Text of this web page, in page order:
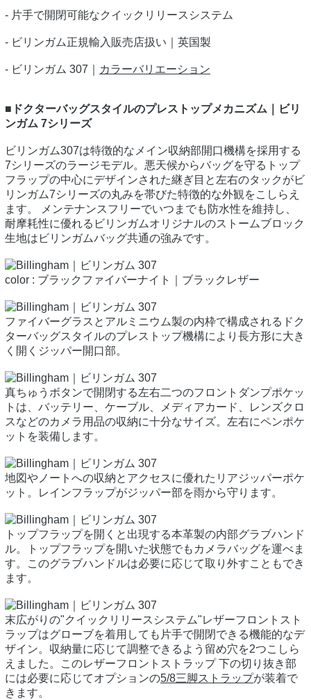
- 片手で開閉可能なクイックリリースシステム
- ビリンガム正規輸入販売店扱い｜英国製
- ビリンガム 307｜ カラーバリエーション
■ドクターバッグスタイルのプレストップメカニズム｜ビリ
ンガム 7シリーズ
ビリンガム307は特徴的なメイン収納部開口機構を採用する
7シリーズのラージモデル。悪天候からバッグを守るトップ
フラップの中心にデザインされた継ぎ目と左右のタックがビ
リンガム7シリーズの丸みを帯びた特徴的な外観をこしらえ
ます。 メンテナンスフリーでいつまでも防水性を維持し、
耐摩耗性に優れるビリンガムオリジナルのストームブロック
生地はビリンガムバッグ共通の強みです。
color : ブラックファイバーナイト｜ブラックレザー
ファイバーグラスとアルミニウム製の内枠で構成されるドク
ターバッグスタイルのプレストップ機構により長方形に大き
く開くジッパー開口部。
真ちゅうボタンで開閉する左右二つのフロントダンプポケッ
トは、バッテリー、ケーブル、メディアカード、レンズクロ
スなどのカメラ用品の収納に十分なサイズ。左右にペンポケ
ットを装備します。
地図やノートへの収納とアクセスに優れたリアジッパーポケ
ット。レインフラップがジッパー部を雨から守ります。
トップフラップを開くと出現する本革製の内部グラブハンド
ル。トップフラップを開いた状態でもカメラバッグを運べま
す。このグラブハンドルは必要に応じて取り外すこともでき
ます。
末広がりの"クイックリリースシステム"レザーフロントスト
ラップはグローブを着用しても片手で開閉できる機能的なデ
ザイン。収納量に応じて調整できるよう留め穴を2つこしら
えました。このレザーフロントストラップ 下の切り抜き部
には必要に応じてオプションの5/8三脚ストラップが装着で
きます。